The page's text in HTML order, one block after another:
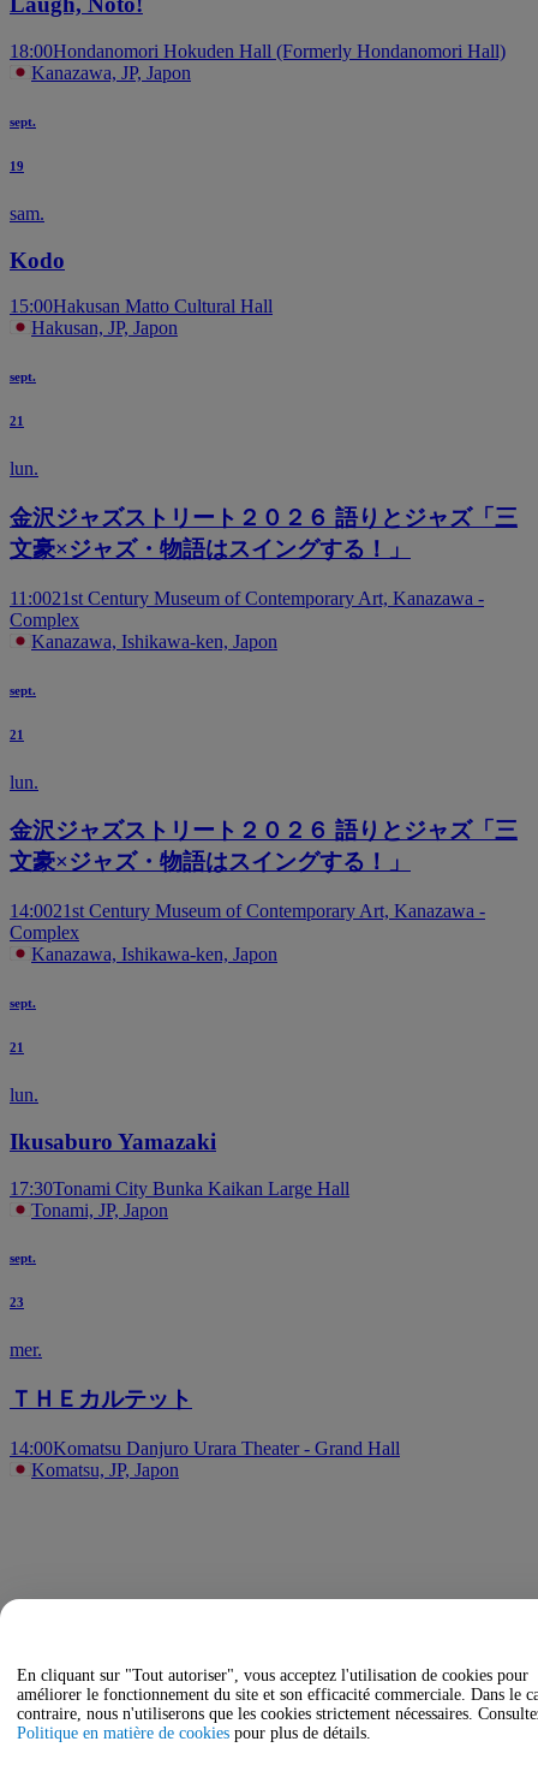
18:00Hondanomori Hokuden Hall (Formerly Hondanomori Hall)
Kanazawa, JP, Japon
sept.
19
sam.
Kodo
15:00Hakusan Matto Cultural Hall
Hakusan, JP, Japon
sept.
21
lun.
金沢ジャズストリート２０２６ 語りとジャズ「三
文豪×ジャズ・物語はスイングする！」
11:0021st Century Museum of Contemporary Art, Kanazawa -
Complex
Kanazawa, Ishikawa-ken, Japon
sept.
21
lun.
金沢ジャズストリート２０２６ 語りとジャズ「三
文豪×ジャズ・物語はスイングする！」
14:0021st Century Museum of Contemporary Art, Kanazawa -
Complex
Kanazawa, Ishikawa-ken, Japon
sept.
21
lun.
Ikusaburo Yamazaki
17:30Tonami City Bunka Kaikan Large Hall
Tonami, JP, Japon
sept.
23
mer.
ＴＨＥカルテット
14:00Komatsu Danjuro Urara Theater - Grand Hall
Komatsu, JP, Japon
En cliquant sur "Tout autoriser", vous acceptez l'utilisation de cookies pour
améliorer le fonctionnement du site et son efficacité commerciale. Dans le
contraire, nous n'utiliserons que les cookies strictement nécessaires.
Politique en matière de cookies pour plus de détails.